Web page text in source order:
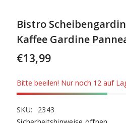
Bistro
Kaffee Gardine
€13,99
Bitte beeilen! Nur noch 12 auf
SKU:
2343